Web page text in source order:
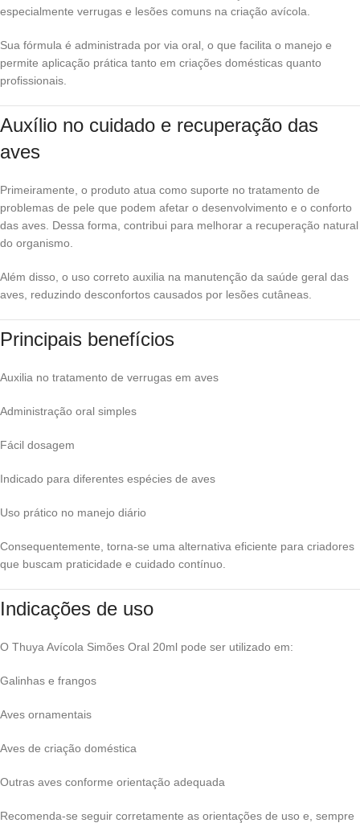
especialmente verrugas e lesões comuns na criação avícola.
Sua fórmula é administrada por via oral, o que facilita o manejo e
permite aplicação prática tanto em criações domésticas quanto
profissionais.
Auxílio no cuidado e recuperação das
aves
Primeiramente, o produto atua como suporte no tratamento de
problemas de pele que podem afetar o desenvolvimento e o conforto
das aves. Dessa forma, contribui para melhorar a recuperação natural
do organismo.
Além disso, o uso correto auxilia na manutenção da saúde geral das
aves, reduzindo desconfortos causados por lesões cutâneas.
Principais benefícios
Auxilia no tratamento de verrugas em aves
Administração oral simples
Fácil dosagem
Indicado para diferentes espécies de aves
Uso prático no manejo diário
Consequentemente, torna-se uma alternativa eficiente para criadores
que buscam praticidade e cuidado contínuo.
Indicações de uso
O Thuya Avícola Simões Oral 20ml pode ser utilizado em:
Galinhas e frangos
Aves ornamentais
Aves de criação doméstica
Outras aves conforme orientação adequada
Recomenda-se seguir corretamente as orientações de uso e, sempre